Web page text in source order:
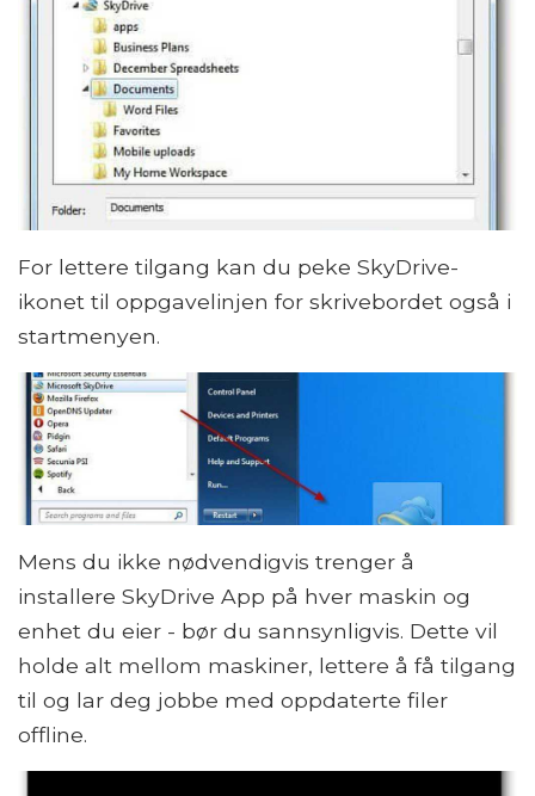
For lettere tilgang kan du peke SkyDrive-
ikonet til oppgavelinjen for skrivebordet også i
startmenyen.
Mens du ikke nødvendigvis trenger å
installere SkyDrive App på hver maskin og
enhet du eier - bør du sannsynligvis. Dette vil
holde alt mellom maskiner, lettere å få tilgang
til og lar deg jobbe med oppdaterte filer
offline.